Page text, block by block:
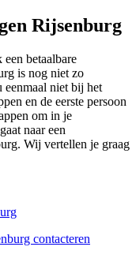
Rijsenburg
betaalbare
is nog niet zo
eenmaal niet bij het
en de eerste persoon
om in je
naar een
Wij vertellen je graag
contacteren